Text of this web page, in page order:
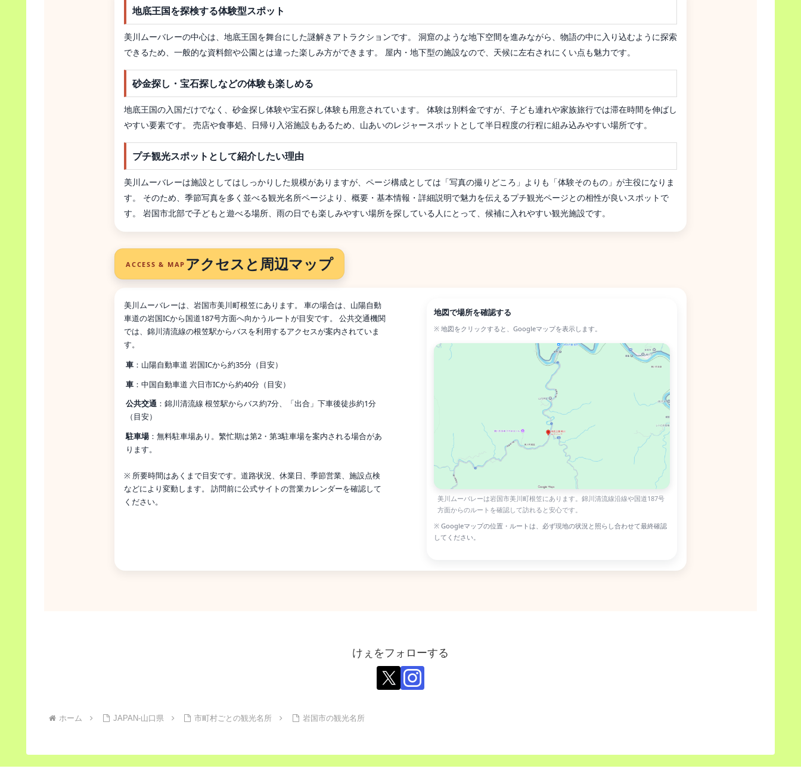
地底王国を探検する体験型スポット
美川ムーバレーの中心は、地底王国を舞台にした謎解きアトラクションです。 洞窟のような地下空間を進みながら、物語の中に入り込むように探索
できるため、一般的な資料館や公園とは違った楽しみ方ができます。 屋内・地下型の施設なので、天候に左右されにくい点も魅力です。
砂金探し・宝石探しなどの体験も楽しめる
地底王国の入国だけでなく、砂金探し体験や宝石探し体験も用意されています。 体験は別料金ですが、子ども連れや家族旅行では滞在時間を伸ばし
やすい要素です。 売店や食事処、日帰り入浴施設もあるため、山あいのレジャースポットとして半日程度の行程に組み込みやすい場所です。
プチ観光スポットとして紹介したい理由
美川ムーバレーは施設としてはしっかりした規模がありますが、ページ構成としては「写真の撮りどころ」よりも「体験そのもの」が主役になりま
す。 そのため、季節写真を多く並べる観光名所ページより、概要・基本情報・詳細説明で魅力を伝えるプチ観光ページとの相性が良いスポットで
す。 岩国市北部で子どもと遊べる場所、雨の日でも楽しみやすい場所を探している人にとって、候補に入れやすい観光施設です。
ACCESS & MAP アクセスと周辺マップ
美川ムーバレーは、岩国市美川町根笠にあります。 車の場合は、山陽自動
車道の岩国ICから国道187号方面へ向かうルートが目安です。 公共交通機関
では、錦川清流線の根笠駅からバスを利用するアクセスが案内されていま
す。
車：山陽自動車道 岩国ICから約35分（目安）
車：中国自動車道 六日市ICから約40分（目安）
公共交通：錦川清流線 根笠駅からバス約7分、「出合」下車後徒歩約1分
（目安）
駐車場：無料駐車場あり。繁忙期は第2・第3駐車場を案内される場合があ
ります。
※ 所要時間はあくまで目安です。道路状況、休業日、季節営業、施設点検
などにより変動します。 訪問前に公式サイトの営業カレンダーを確認して
ください。
地図で場所を確認する
※ 地図をクリックすると、Googleマップを表示します。
美川ムーバレーは岩国市美川町根笠にあります。錦川清流線沿線や国道187号
方面からのルートを確認して訪れると安心です。
※ Googleマップの位置・ルートは、必ず現地の状況と照らし合わせて最終確認
してください。
けぇをフォローする
ホーム JAPAN-山口県 市町村ごとの観光名所 岩国市の観光名所